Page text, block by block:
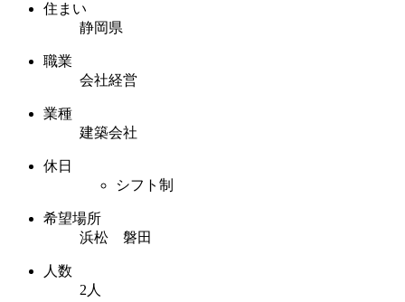
住まい
静岡県
職業
会社経営
業種
建築会社
休日
シフト制
希望場所
浜松 磐田
人数
2人